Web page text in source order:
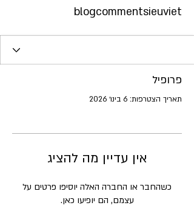
blogcommentsieuviet
פרופיל
תאריך הצטרפות: 6 בינו׳ 2026
אין עדיין מה להציג
כשהחבר או החברה האלה יוסיפו פרטים על
עצמם, הם יופיעו כאן.